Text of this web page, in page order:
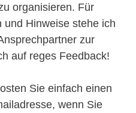
organisieren. Für
und Hinweise stehe ich
zur
auf reges Feedback!
Sie einfach einen
wenn Sie